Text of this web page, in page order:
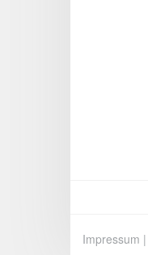
Impressum |